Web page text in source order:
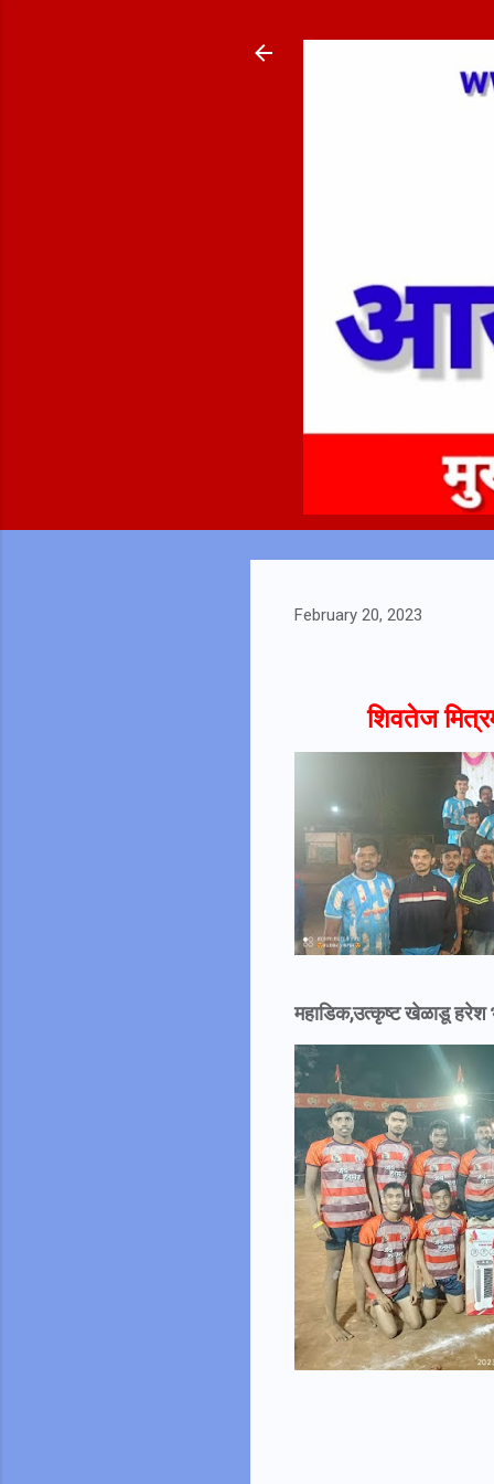
February 20, 2023
शिवतेज
महाडिक,उत्कृष्ट खेळाडू हरेश